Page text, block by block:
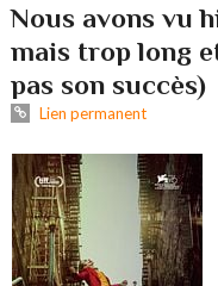
Nous avons vu
mais trop long
pas son succès)
Lien permanent